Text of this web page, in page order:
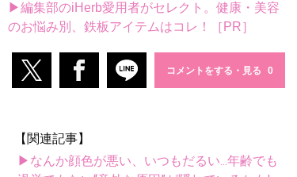
▶編集部のiHerb愛用者がセレクト。健康・美容
のお悩み別、鉄板アイテムはコレ！［PR］
コメントをする・見る
【関連記事】
▶なんか顔色が悪い、いつもだるい...年齢でも